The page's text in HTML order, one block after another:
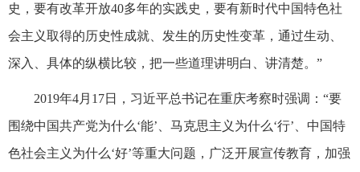
史，要有改革开放40多年的实践史，要有新时代中国特色社
会主义取得的历史性成就、发生的历史性变革，通过生动、
深入、具体的纵横比较，把一些道理讲明白、讲清楚。”
2019年4月17日，习近平总书记在重庆考察时强调：“要
围绕中国共产党为什么‘能’、马克思主义为什么‘行’、中国特
色社会主义为什么‘好’等重大问题，广泛开展宣传教育，加强